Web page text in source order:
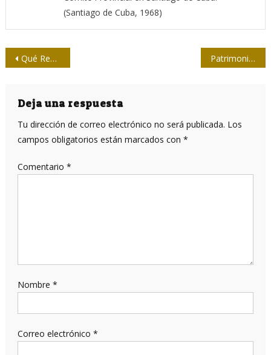
(Santiago de Cuba, 1968)
Navegación
entradas
Qué República era aquella, y cómo debe ser esta Patrimonio subacuático cubano, un verdadero tesoro
Deja una respuesta
Tu dirección de correo electrónico no será publicada. Los
campos obligatorios están marcados con *
Comentario *
Nombre *
Correo electrónico *